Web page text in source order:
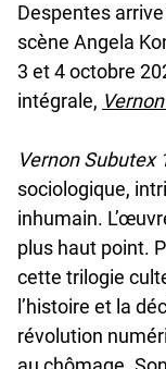
Despentes
scène Angela
3 et 4 octobre
intégrale,
Vernon Subutex
sociologique,
inhumain.
plus haut point.
cette trilogie
l’histoire et la
révolution